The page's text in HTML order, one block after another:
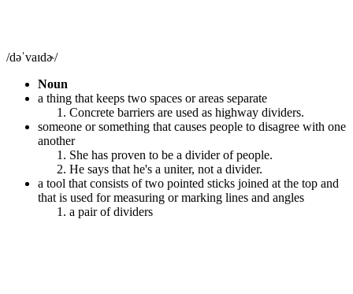
/dəˈvaɪdɚ/
Noun
a thing that keeps two spaces or areas separate
Concrete barriers are used as highway dividers.
someone or something that causes people to disagree with one
another
She has proven to be a divider of people.
He says that he's a uniter, not a divider.
a tool that consists of two pointed sticks joined at the top and
that is used for measuring or marking lines and angles
a pair of dividers